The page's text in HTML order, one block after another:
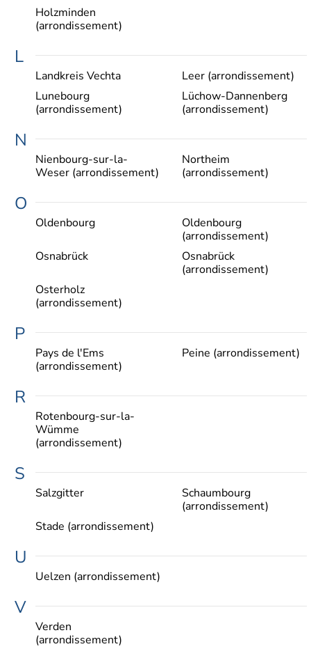
Holzminden
(arrondissement)
L
Landkreis Vechta
Leer (arrondissement)
Lunebourg
(arrondissement)
Lüchow-Dannenberg
(arrondissement)
N
Nienbourg-sur-la-
Weser (arrondissement)
Northeim
(arrondissement)
O
Oldenbourg
Oldenbourg
(arrondissement)
Osnabrück
Osnabrück
(arrondissement)
Osterholz
(arrondissement)
P
Pays de l'Ems
(arrondissement)
Peine (arrondissement)
R
Rotenbourg-sur-la-
Wümme
(arrondissement)
S
Salzgitter
Schaumbourg
(arrondissement)
Stade (arrondissement)
U
Uelzen (arrondissement)
V
Verden
(arrondissement)